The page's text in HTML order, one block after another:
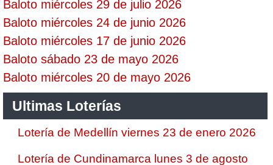
Baloto miércoles 29 de julio 2026
Baloto miércoles 24 de junio 2026
Baloto miércoles 17 de junio 2026
Baloto sábado 23 de mayo 2026
Baloto miércoles 20 de mayo 2026
Ultimas Loterías
Lotería de Medellín viernes 23 de enero 2026
Lotería de Cundinamarca lunes 3 de agosto